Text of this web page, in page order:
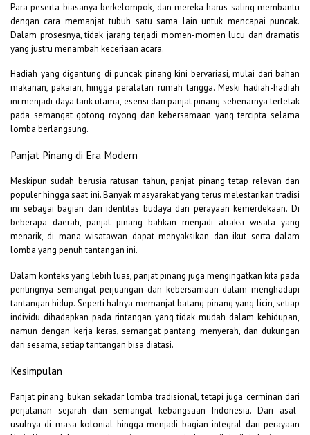
Para peserta biasanya berkelompok, dan mereka harus saling membantu
dengan cara memanjat tubuh satu sama lain untuk mencapai puncak.
Dalam prosesnya, tidak jarang terjadi momen-momen lucu dan dramatis
yang justru menambah keceriaan acara.
Hadiah yang digantung di puncak pinang kini bervariasi, mulai dari bahan
makanan, pakaian, hingga peralatan rumah tangga. Meski hadiah-hadiah
ini menjadi daya tarik utama, esensi dari panjat pinang sebenarnya terletak
pada semangat gotong royong dan kebersamaan yang tercipta selama
lomba berlangsung.
Panjat Pinang di Era Modern
Meskipun sudah berusia ratusan tahun, panjat pinang tetap relevan dan
populer hingga saat ini. Banyak masyarakat yang terus melestarikan tradisi
ini sebagai bagian dari identitas budaya dan perayaan kemerdekaan. Di
beberapa daerah, panjat pinang bahkan menjadi atraksi wisata yang
menarik, di mana wisatawan dapat menyaksikan dan ikut serta dalam
lomba yang penuh tantangan ini.
Dalam konteks yang lebih luas, panjat pinang juga mengingatkan kita pada
pentingnya semangat perjuangan dan kebersamaan dalam menghadapi
tantangan hidup. Seperti halnya memanjat batang pinang yang licin, setiap
individu dihadapkan pada rintangan yang tidak mudah dalam kehidupan,
namun dengan kerja keras, semangat pantang menyerah, dan dukungan
dari sesama, setiap tantangan bisa diatasi.
Kesimpulan
Panjat pinang bukan sekadar lomba tradisional, tetapi juga cerminan dari
perjalanan sejarah dan semangat kebangsaan Indonesia. Dari asal-
usulnya di masa kolonial hingga menjadi bagian integral dari perayaan